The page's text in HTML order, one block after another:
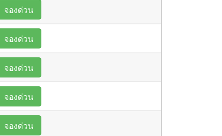
จองด่วน
จองด่วน
จองด่วน
จองด่วน
จองด่วน